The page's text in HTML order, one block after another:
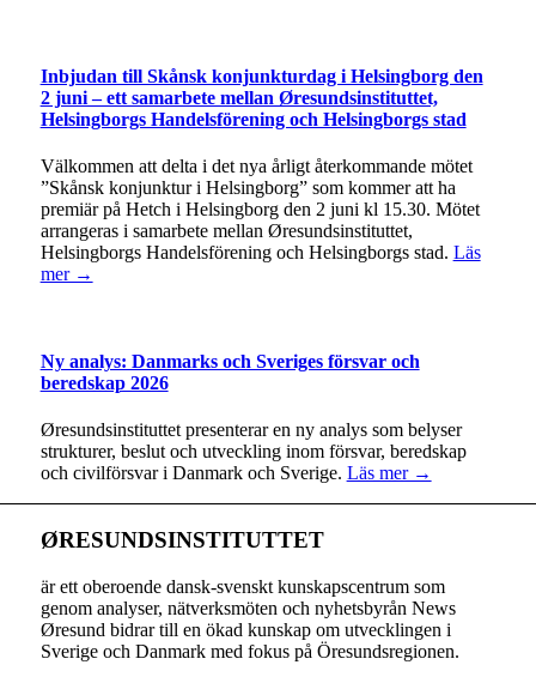
Inbjudan till Skånsk konjunkturdag i Helsingborg den
2 juni – ett samarbete mellan Øresundsinstituttet,
Helsingborgs Handelsförening och Helsingborgs stad
Välkommen att delta i det nya årligt återkommande mötet
”Skånsk konjunktur i Helsingborg” som kommer att ha
premiär på Hetch i Helsingborg den 2 juni kl 15.30. Mötet
arrangeras i samarbete mellan Øresundsinstituttet,
Helsingborgs Handelsförening och Helsingborgs stad. Läs
mer →
Ny analys: Danmarks och Sveriges försvar och
beredskap 2026
Øresundsinstituttet presenterar en ny analys som belyser
strukturer, beslut och utveckling inom försvar, beredskap
och civilförsvar i Danmark och Sverige. Läs mer →
ØRESUNDSINSTITUTTET
är ett oberoende dansk-svenskt kunskapscentrum som
genom analyser, nätverksmöten och nyhetsbyrån News
Øresund bidrar till en ökad kunskap om utvecklingen i
Sverige och Danmark med fokus på Öresundsregionen.